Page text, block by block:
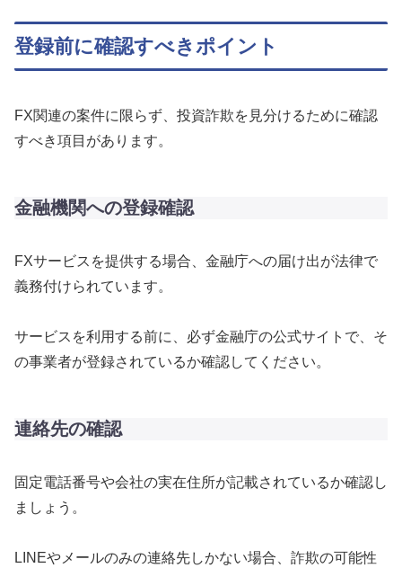
登録前に確認すべきポイント
FX関連の案件に限らず、投資詐欺を見分けるために確認
すべき項目があります。
金融機関への登録確認
FXサービスを提供する場合、金融庁への届け出が法律で
義務付けられています。
サービスを利用する前に、必ず金融庁の公式サイトで、そ
の事業者が登録されているか確認してください。
連絡先の確認
固定電話番号や会社の実在住所が記載されているか確認し
ましょう。
LINEやメールのみの連絡先しかない場合、詐欺の可能性